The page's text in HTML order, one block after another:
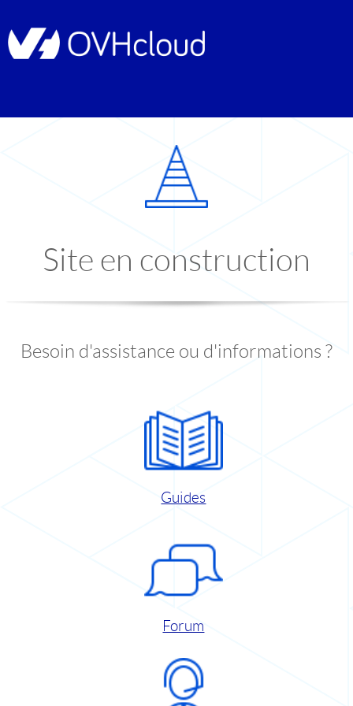
Site en construction
Besoin d'assistance ou d'informations ?
Guides
Forum